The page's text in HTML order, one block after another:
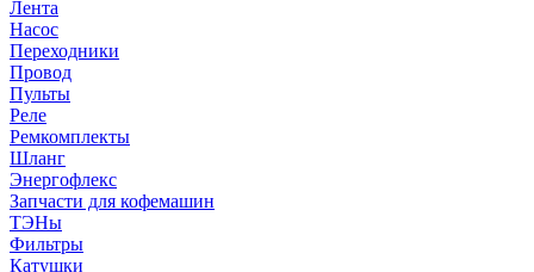
Лента
Насос
Переходники
Провод
Пульты
Реле
Ремкомплекты
Шланг
Энергофлекс
Запчасти для кофемашин
ТЭНы
Фильтры
Катушки